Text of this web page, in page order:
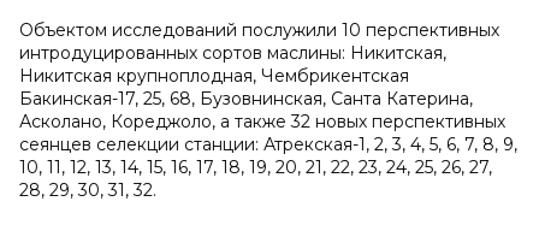
Объектом исследований послужили 10 перспективных
интродуцированных сортов маслины: Никитская,
Никитская крупноплодная, Чембрикентская
Бакинская-17, 25, 68, Бузовнинская, Санта Катерина,
Асколано, Кореджоло, а также 32 новых перспективных
сеянцев селекции станции: Атрекская-1, 2, 3, 4, 5, 6, 7, 8, 9,
10, 11, 12, 13, 14, 15, 16, 17, 18, 19, 20, 21, 22, 23, 24, 25, 26, 27,
28, 29, 30, 31, 32.